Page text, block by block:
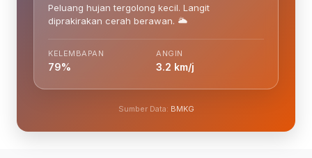
Peluang hujan tergolong kecil. Langit
diprakirakan cerah berawan. 🌥️
KELEMBAPAN
79%
ANGIN
3.2 km/j
Sumber Data: BMKG